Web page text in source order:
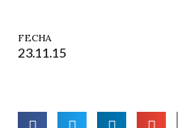
FECHA
23.11.15